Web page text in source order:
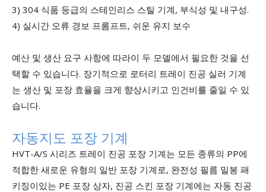
3) 304 식품 등급의 스테인리스 스틸 기계, 부식성 및 내구성.
4) 실시간 오류 경보 프롬프트, 쉬운 유지 보수
예산 및 생산 요구 사항에 따라이 두 모델에서 필요한 것을 선
택할 수 있습니다. 장기적으로 로터리 트레이 진공 실러 기계
는 생산 및 포장 효율을 크게 향상시키고 인건비를 줄일 수 있
습니다.
자동지도 포장 기계
HVT-A/S 시리즈 트레이 진공 포장 기계는 모든 종류의 PP에
적합한 새로운 유형의 일반 포장 기계로, 완전성 필름 밀봉 패
키징이있는 PE 포장 상자, 진공 스킨 포장 기계에는 자동 진공